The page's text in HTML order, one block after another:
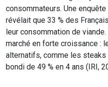
consommateurs. Une
révélait que 33 % des
leur consommation de
marché en forte croissance :
alternatifs, comme les steaks
bondi de 49 % en 4 ans (IRI,